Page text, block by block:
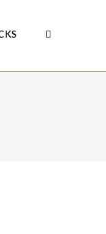
WEBSITE-